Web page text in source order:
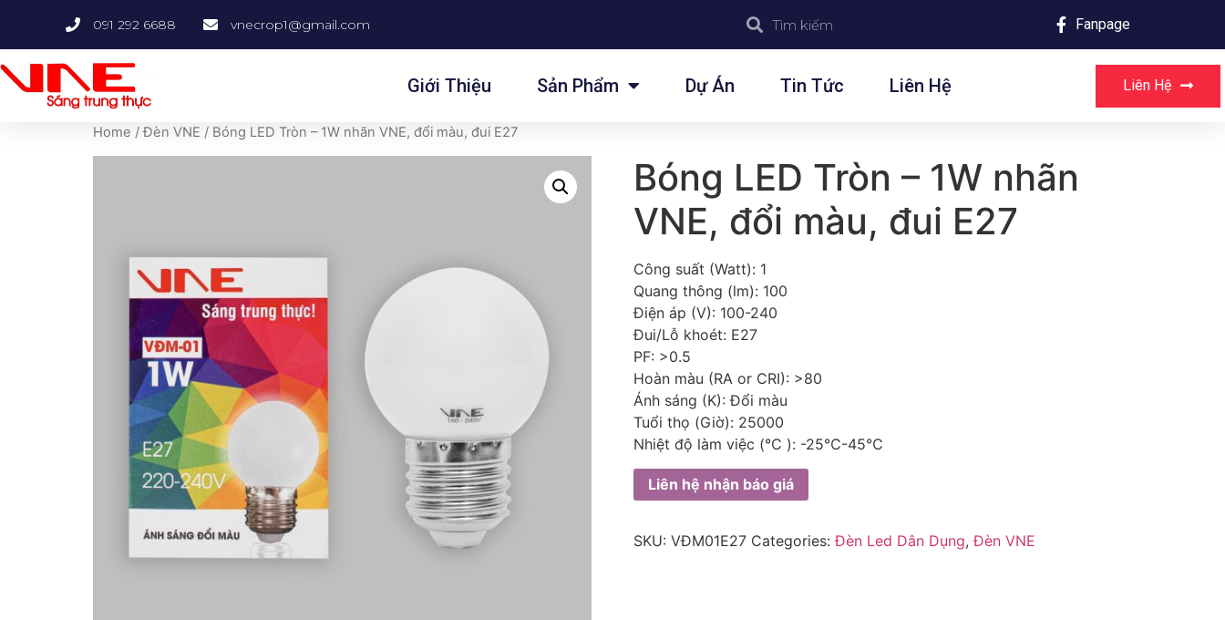
091 292 6688 vnecrop1@gmail.com Fanpage
Giới Thiệu Sản Phẩm Dự Án Tin Tức Liên Hệ Liên Hệ
Home /Đèn VNE / Bóng LED Tròn – 1W nhãn VNE, đổi màu, đui E27
Bóng LED Tròn – 1W nhãn
VNE, đổi màu, đui E27
Công suất (Watt): 1
Quang thông (lm): 100
Điện áp (V): 100-240
Đui/Lỗ khoét: E27
PF: >0.5
Hoàn màu (RA or CRI): >80
Ánh sáng (K): Đổi màu
Tuổi thọ (Giờ): 25000
Nhiệt độ làm việc (℃ ): -25℃-45℃
Liên hệ nhận báo giá
SKU: VĐM01E27 Categories:Đèn Led Dân Dụng,Đèn VNE